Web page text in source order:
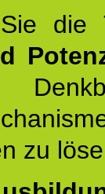
Sie
zu